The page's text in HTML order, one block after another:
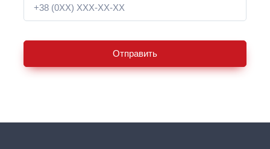
Отправить